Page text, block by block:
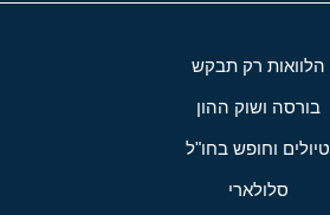
הלוואות רק תבקש
בורסה ושוק ההון
טיולים וחופש בחו"ל
סלולארי